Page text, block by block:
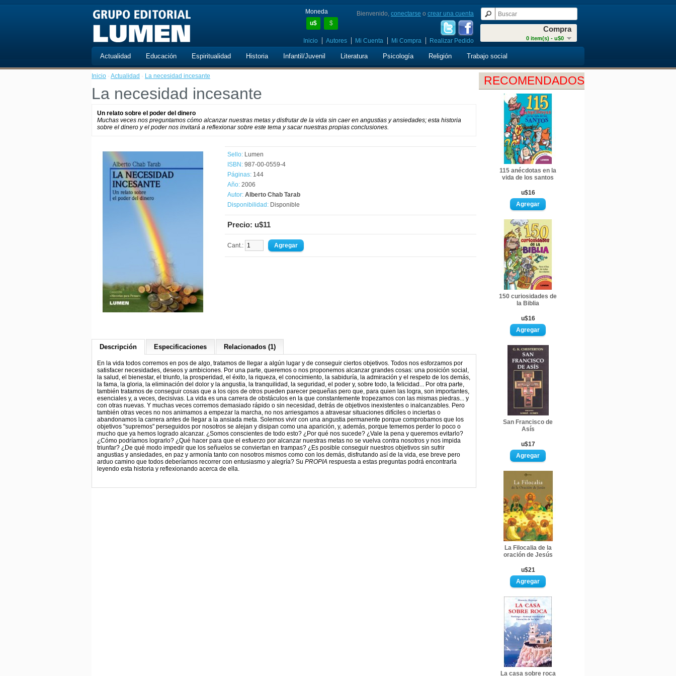
Moneda
u$
$
Compra
0 item(s) - u$0
Bienvenido, conectarse o crear una cuenta
Inicio Autores Mi Cuenta Mi Compra Realizar Pedido
Actualidad Educación Espiritualidad Historia Infantil/Juvenil Literatura Psicología Religión Trabajo social
RECOMENDADOS
115 anécdotas en la
vida de los santos
u$16
150 curiosidades de
la Biblia
u$16
San Francisco de
Asís
u$17
La Filocalia de la
oración de Jesús
u$21
La casa sobre roca
Inicio · Actualidad · La necesidad incesante
La necesidad incesante
Un relato sobre el poder del dinero
Muchas veces nos preguntamos cómo alcanzar nuestras metas y disfrutar de la vida sin caer en angustias y ansiedades; esta historia
sobre el dinero y el poder nos invitará a reflexionar sobre este tema y sacar nuestras propias conclusiones.
Sello: Lumen
ISBN: 987-00-0559-4
Páginas: 144
Año: 2006
Autor: Alberto Chab Tarab
Disponibilidad: Disponible
Precio: u$11
Cant.:
Descripción Especificaciones Relacionados (1)
En la vida todos corremos en pos de algo, tratamos de llegar a algún lugar y de conseguir ciertos objetivos. Todos nos esforzamos por
satisfacer necesidades, deseos y ambiciones. Por una parte, queremos o nos proponemos alcanzar grandes cosas: una posición social,
la salud, el bienestar, el triunfo, la prosperidad, el éxito, la riqueza, el conocimiento, la sabiduría, la admiración y el respeto de los demás,
la fama, la gloria, la eliminación del dolor y la angustia, la tranquilidad, la seguridad, el poder y, sobre todo, la felicidad... Por otra parte,
también tratamos de conseguir cosas que a los ojos de otros pueden parecer pequeñas pero que, para quien las logra, son importantes,
esenciales y, a veces, decisivas. La vida es una carrera de obstáculos en la que constantemente tropezamos con las mismas piedras... y
con otras nuevas. Y muchas veces corremos demasiado rápido o sin necesidad, detrás de objetivos inexistentes o inalcanzables. Pero
también otras veces no nos animamos a empezar la marcha, no nos arriesgamos a atravesar situaciones difíciles o inciertas o
abandonamos la carrera antes de llegar a la ansiada meta. Solemos vivir con una angustia permanente porque comprobamos que los
objetivos "supremos" perseguidos por nosotros se alejan y disipan como una aparición, y, además, porque tememos perder lo poco o
mucho que ya hemos logrado alcanzar. ¿Somos conscientes de todo esto? ¿Por qué nos sucede? ¿Vale la pena y queremos evitarlo?
¿Cómo podríamos lograrlo? ¿Qué hacer para que el esfuerzo por alcanzar nuestras metas no se vuelva contra nosotros y nos impida
triunfar? ¿De qué modo impedir que los señuelos se conviertan en trampas? ¿Es posible conseguir nuestros objetivos sin sufrir
angustias y ansiedades, en paz y armonía tanto con nosotros mismos como con los demás, disfrutando así de la vida, ese breve pero
arduo camino que todos deberíamos recorrer con entusiasmo y alegría? Su PROPIA respuesta a estas preguntas podrá encontrarla
leyendo esta historia y reflexionando acerca de ella.